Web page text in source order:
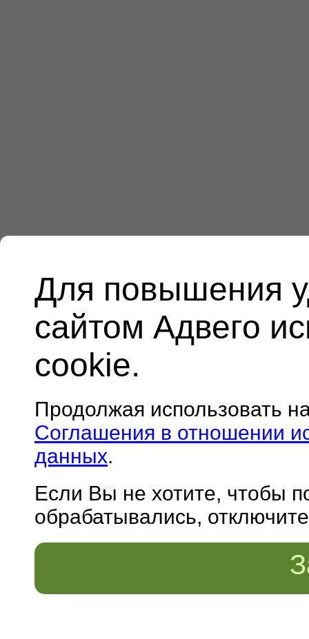
Для повышения
сайтом Адвего
cookie.
Продолжая использовать
Соглашения в отношении
данных.
Если Вы не хотите, чтобы
обрабатывались,